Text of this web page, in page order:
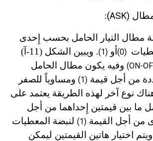
(ASK)
:
مطال التيار الحامل بحسب إِحدى
(0) أو (1). ويبين الشكل (11 - آ)
(ON- وفيه يكون مطال الحامل
من أجل قيمة (1) ومساوياً للصفر
نوع آخر لهذه الطريقة يعتمد على
ما بين قيمتين إِحداهما من أجل
من أجل القيمة (1) لنبضة المعطيات
اختيار هاتين القيمتين ليمكن